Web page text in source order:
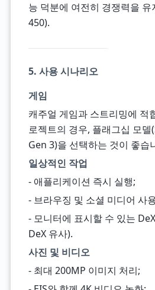
능 덕분에 여전히 경쟁력을
450).
5. 사용 시나리오
게임
캐주얼 게임과 스트리밍에 적
로젝트의 경우, 플래그십 모
Gen 3)을 선택하는 것이 좋습
일상적인 작업
- 애플리케이션 즉시 실행;
- 브라우징 및 소셜 미디어 사
- 모니터에 표시할 수 있는
DeX 유사).
사진 및 비디오
- 최대 200MP 이미지 처리;